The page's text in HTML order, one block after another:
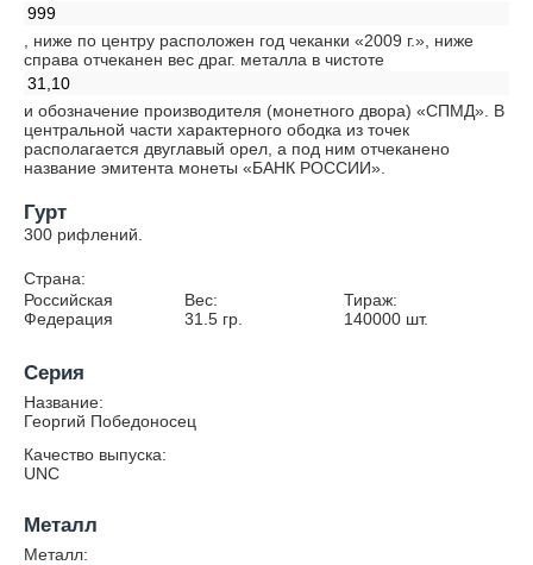
999
, ниже по центру расположен год чеканки «2009 г.», ниже
справа отчеканен вес драг. металла в чистоте
31,10
и обозначение производителя (монетного двора) «СПМД». В
центральной части характерного ободка из точек
располагается двуглавый орел, а под ним отчеканено
название эмитента монеты «БАНК РОССИИ».
Гурт
300 рифлений.
Страна:
Российская
Федерация
Вес:
31.5гр.
Тираж:
140000 шт.
Серия
Название:
Георгий Победоносец
Качество выпуска:
UNC
Металл
Металл: